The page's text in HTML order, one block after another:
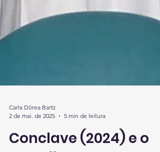
Carla Dórea Bartz
2 de mai. de 2025
5 min de leitura